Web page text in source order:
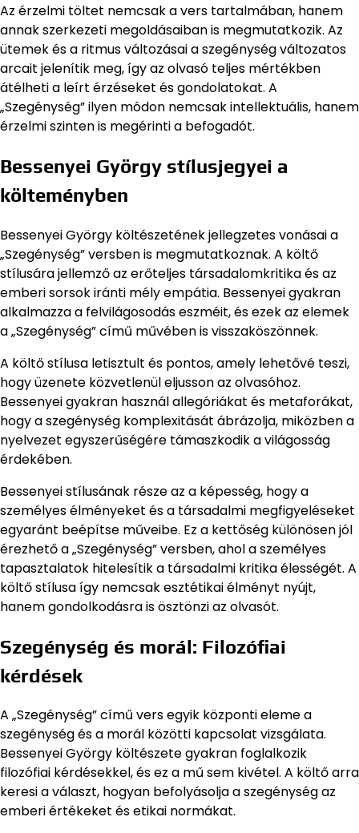
Az érzelmi töltet nemcsak a vers tartalmában, hanem
annak szerkezeti megoldásaiban is megmutatkozik. Az
ütemek és a ritmus változásai a szegénység változatos
arcait jelenítik meg, így az olvasó teljes mértékben
átélheti a leírt érzéseket és gondolatokat. A
„Szegénység” ilyen módon nemcsak intellektuális, hanem
érzelmi szinten is megérinti a befogadót.
Bessenyei György stílusjegyei a
költeményben
Bessenyei György költészetének jellegzetes vonásai a
„Szegénység” versben is megmutatkoznak. A költő
stílusára jellemző az erőteljes társadalomkritika és az
emberi sorsok iránti mély empátia. Bessenyei gyakran
alkalmazza a felvilágosodás eszméit, és ezek az elemek
a „Szegénység” című művében is visszaköszönnek.
A költő stílusa letisztult és pontos, amely lehetővé teszi,
hogy üzenete közvetlenül eljusson az olvasóhoz.
Bessenyei gyakran használ allegóriákat és metaforákat,
hogy a szegénység komplexitását ábrázolja, miközben a
nyelvezet egyszerűségére támaszkodik a világosság
érdekében.
Bessenyei stílusának része az a képesség, hogy a
személyes élményeket és a társadalmi megfigyeléseket
egyaránt beépítse műveibe. Ez a kettőség különösen jól
érezhető a „Szegénység” versben, ahol a személyes
tapasztalatok hitelesítik a társadalmi kritika élességét. A
költő stílusa így nemcsak esztétikai élményt nyújt,
hanem gondolkodásra is ösztönzi az olvasót.
Szegénység és morál: Filozófiai
kérdések
A „Szegénység” című vers egyik központi eleme a
szegénység és a morál közötti kapcsolat vizsgálata.
Bessenyei György költészete gyakran foglalkozik
filozófiai kérdésekkel, és ez a mű sem kivétel. A költő arra
keresi a választ, hogyan befolyásolja a szegénység az
emberi értékeket és etikai normákat.